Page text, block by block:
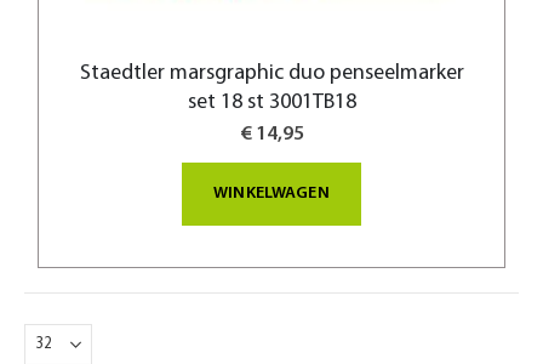
Staedtler marsgraphic duo penseelmarker
set 18 st 3001TB18
€ 14,95
WINKELWAGEN